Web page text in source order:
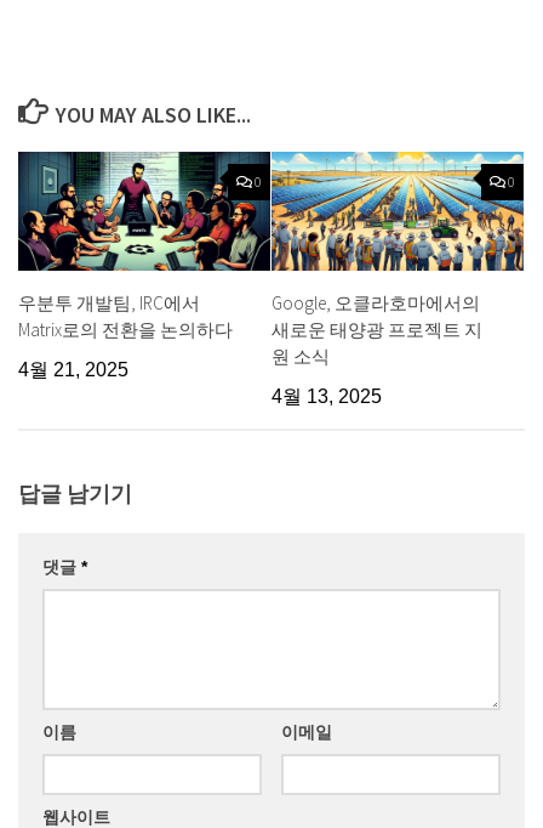
YOU MAY ALSO LIKE...
0
우분투 개발팀, IRC에서
Matrix로의 전환을 논의하다
4월 21, 2025
0
Google, 오클라호마에서의
새로운 태양광 프로젝트 지
원 소식
4월 13, 2025
답글 남기기
댓글 *
이름 이메일
웹사이트